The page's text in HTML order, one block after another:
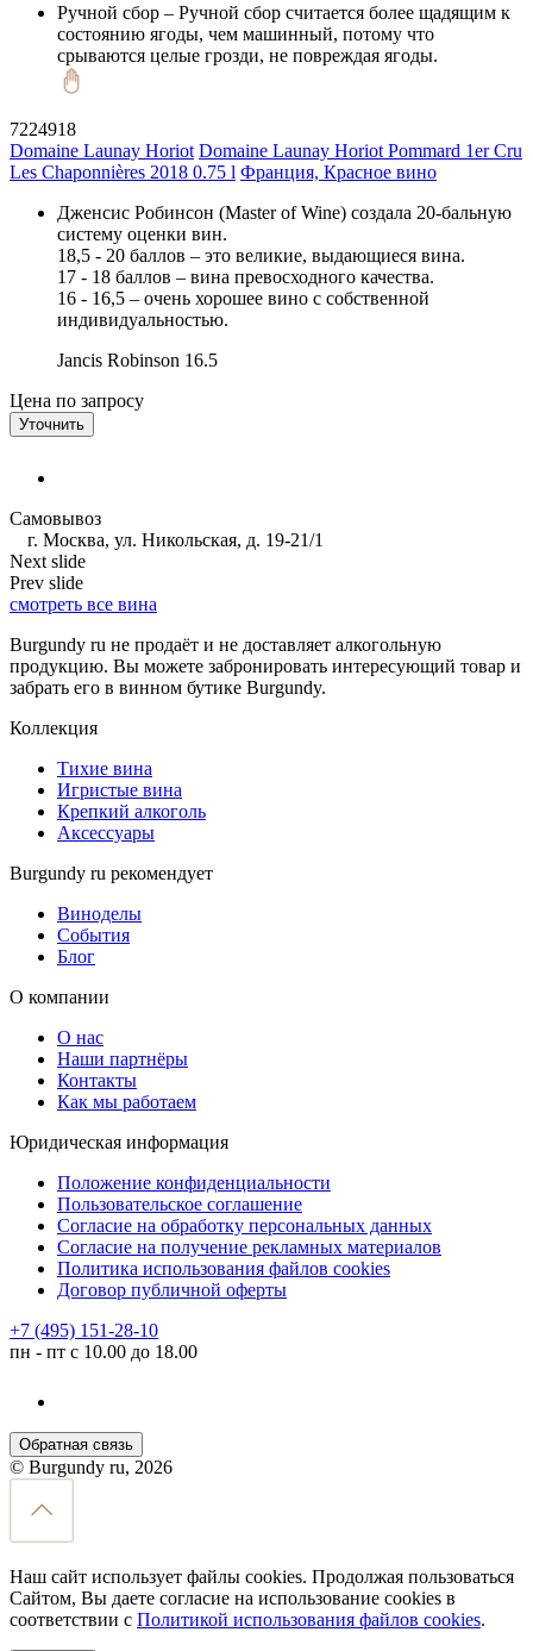
Ручной сбор – Ручной сбор считается более щадящим к
состоянию ягоды, чем машинный, потому что
срываются целые грозди, не повреждая ягоды.
7224918
Domaine Launay Horiot Domaine Launay Horiot Pommard 1er Cru
Les Chaponnières 2018 0.75 l Франция, Красное вино
Дженсис Робинсон (Master of Wine) создала 20-бальную
систему оценки вин.
18,5 - 20 баллов – это великие, выдающиеся вина.
17 - 18 баллов – вина превосходного качества.
16 - 16,5 – очень хорошее вино с собственной
индивидуальностью.
Jancis Robinson 16.5
Цена по запросу
Уточнить
Самовывоз
г. Москва, ул. Никольская, д. 19-21/1
Next slide
Prev slide
смотреть все вина
Burgundy ru не продаёт и не доставляет алкогольную
продукцию. Вы можете забронировать интересующий товар и
забрать его в винном бутике Burgundy.
Коллекция
Тихие вина
Игристые вина
Крепкий алкоголь
Аксессуары
Burgundy ru рекомендует
Виноделы
События
Блог
О компании
О нас
Наши партнёры
Контакты
Как мы работаем
Юридическая информация
Положение конфиденциальности
Пользовательское соглашение
Согласие на обработку персональных данных
Согласие на получение рекламных материалов
Политика использования файлов cookies
Договор публичной оферты
+7 (495) 151-28-10
пн - пт с 10.00 до 18.00
Обратная связь
© Burgundy ru, 2026
Наш сайт использует файлы cookies. Продолжая пользоваться
Сайтом, Вы даете согласие на использование cookies в
соответствии с Политикой использования файлов cookies.